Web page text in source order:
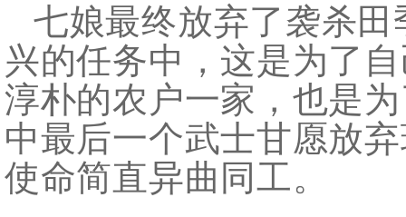
七娘最终放弃了袭杀
兴的任务中，这是为了
淳朴的农户一家，也是
中最后一个武士甘愿放
使命简直异曲同工。